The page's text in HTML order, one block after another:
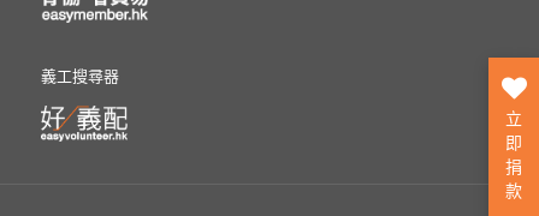
義工搜尋器
立
即
捐
款